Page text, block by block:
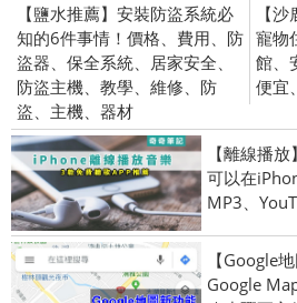
【鹽水推薦】安裝防盜系統必
知的6件事情！價格、費用、防
盜器、保全系統、居家安全、
防盜主機、教學、維修、防
盜、主機、器材
【
寵物
館、
便宜
【離線播
可以在
MP3、
【Google
Google